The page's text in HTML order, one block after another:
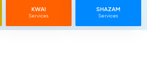
KWAI
Services
SHAZAM
Services